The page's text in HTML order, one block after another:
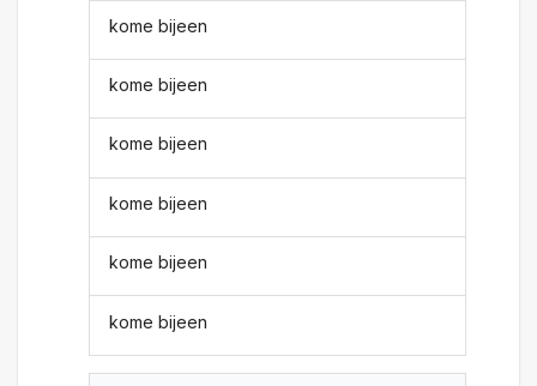
kome bijeen
kome bijeen
kome bijeen
kome bijeen
kome bijeen
kome bijeen